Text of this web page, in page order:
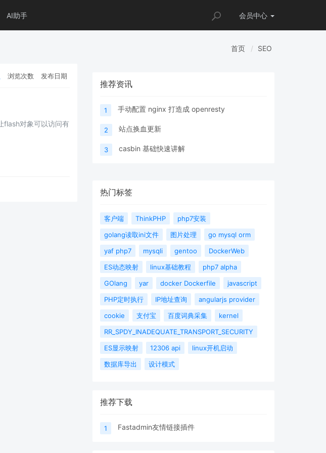
会员中心
AI助手
首页 SEO
浏览次数 发布日期
推荐资讯
1 手动配置 nginx 打造成 openresty
2 站点换血更新
3 casbin 基础快速讲解
热门标签
客户端 ThinkPHP
php7安装
golang读取ini文件
图片处理
go mysql orm
yaf php7
mysqli gentoo
DockerWeb
ES动态映射
linux基础教程
php7 alpha
GOlang
yar docker Dockerfile
javascript
PHP定时执行
IP地址查询
angularjs provider
cookie
支付宝 百度词典采集
kernel
RR_SPDY_INADEQUATE_TRANSPORT_SECURITY
ES显示映射
12306 api
linux开机启动
数据库导出
设计模式
推荐下载
1 Fastadmin友情链接插件